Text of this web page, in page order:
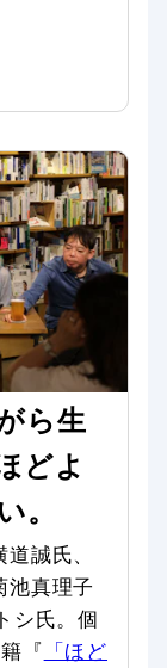
ら生
どよ
。
誠氏、
池真理子
シ氏。個
『 「ほど